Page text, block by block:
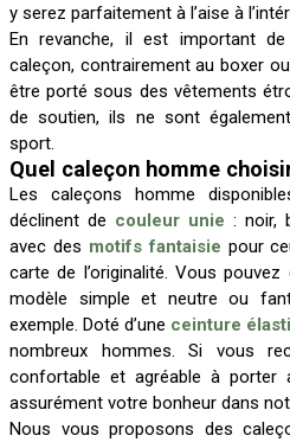
y serez parfaitement à l’aise à
En revanche, il est important
caleçon, contrairement au boxer
être porté sous des vêtements
de soutien, ils ne sont
sport.
Quel caleçon homme
Les caleçons homme
déclinent de couleur unie : noir,
avec des motifs fantaisie pour
carte de l’originalité. Vous
modèle simple et neutre ou
exemple. Doté d’une ceinture
nombreux hommes. Si vous
confortable et agréable à porter
assurément votre bonheur dans
Nous vous proposons des